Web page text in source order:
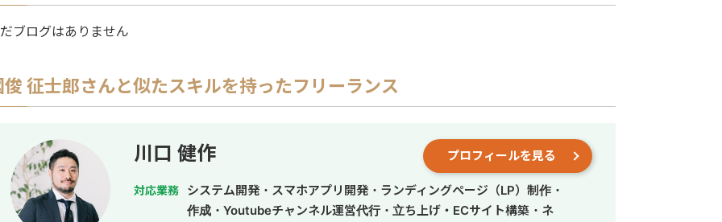
ブログはありません
俊 征士郎さんと似たスキルを持ったフリーランス
川口 健作 プロフィールを見る
対応業務
システム開発・スマホアプリ開発・ランディングページ（LP）制作・
作成・Youtubeチャンネル運営代行・立ち上げ・ECサイト構築・ネ